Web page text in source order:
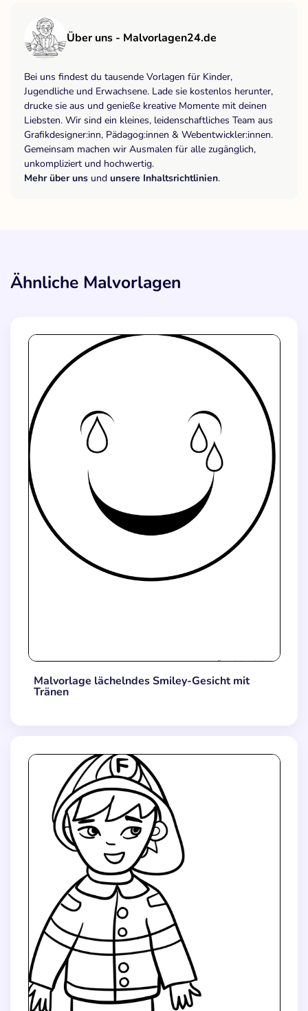
Über uns - Malvorlagen24.de
Bei uns findest du tausende Vorlagen für Kinder,
Jugendliche und Erwachsene. Lade sie kostenlos herunter,
drucke sie aus und genieße kreative Momente mit deinen
Liebsten. Wir sind ein kleines, leidenschaftliches Team aus
Grafikdesigner:inn, Pädagog:innen & Webentwickler:innen.
Gemeinsam machen wir Ausmalen für alle zugänglich,
unkompliziert und hochwertig.
Mehr über uns und unsere Inhaltsrichtlinien.
Ähnliche Malvorlagen
Malvorlage lächelndes Smiley-Gesicht mit
Tränen